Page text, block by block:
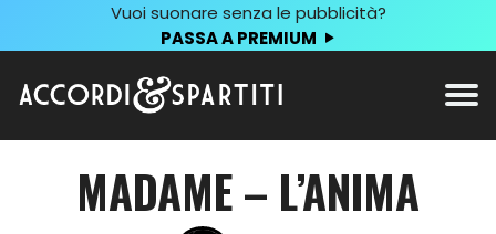
Vuoi suonare senza le pubblicità?
PASSA A PREMIUM
MADAME – L’ANIMA